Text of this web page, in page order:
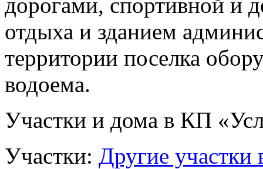
отдыха и зданием
территории поселка
водоема.
Участки и дома в КП
Участки: Другие